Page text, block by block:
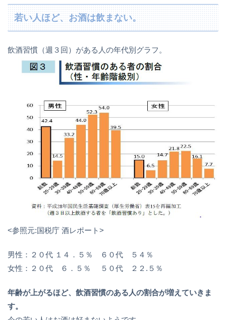
若い人ほど、お酒は飲まない。
飲酒習慣（週３回）がある人の年代別グラフ。
<参照元:国税庁 酒レポート>
男性：２０代 １４．５％ ６０代 ５４％
女性：２０代 ６．５％ ５０代 ２２.５％
年齢が上がるほど、飲酒習慣のある人の割合が増えていきま
す。